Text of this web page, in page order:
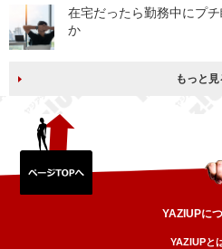
在宅だったら勤務中にプ
か
もっと見
YAZIUPに
YAZIUPと